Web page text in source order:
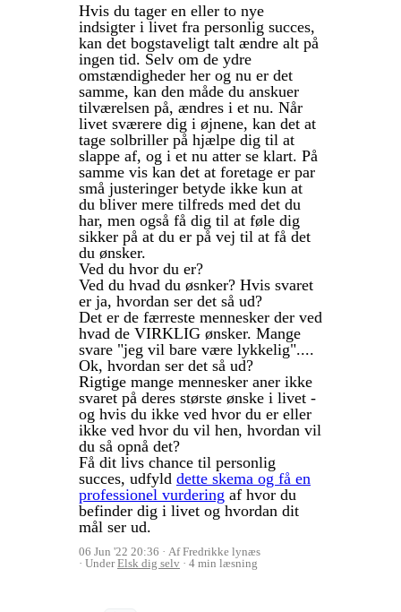
Hvis du tager en eller to nye
indsigter i livet fra personlig succes,
kan det bogstaveligt talt ændre alt på
ingen tid. Selv om de ydre
omstændigheder her og nu er det
samme, kan den måde du anskuer
tilværelsen på, ændres i et nu. Når
livet sværere dig i øjnene, kan det at
tage solbriller på hjælpe dig til at
slappe af, og i et nu atter se klart. På
samme vis kan det at foretage er par
små justeringer betyde ikke kun at
du bliver mere tilfreds med det du
har, men også få dig til at føle dig
sikker på at du er på vej til at få det
du ønsker.
Ved du hvor du er?
Ved du hvad du øsnker? Hvis svaret
er ja, hvordan ser det så ud?
Det er de færreste mennesker der ved
hvad de VIRKLIG ønsker. Mange
svare "jeg vil bare være lykkelig"....
Ok, hvordan ser det så ud?
Rigtige mange mennesker aner ikke
svaret på deres største ønske i livet -
og hvis du ikke ved hvor du er eller
ikke ved hvor du vil hen, hvordan vil
du så opnå det?
Få dit livs chance til personlig
succes, udfyld dette skema og få en
professionel vurdering af hvor du
befinder dig i livet og hvordan dit
mål ser ud.
06 Jun '22 20:36
Af Fredrikke lynæs
UnderElsk dig selv 4 min læsning